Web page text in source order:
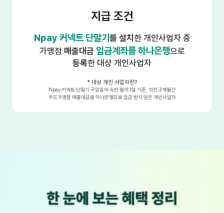
지급 조건
Npay 커넥트 단말기 를 설치 한 개인사업자 중
가맹점 매출대금 입금계좌를 하나은행으로
등록한 대상 개인사업자
* 대상 개인 사업자란?
Npay 커넥트 단말기 구입일이 속한 월의 1일 기준, 직전 3개월간
카드가맹점 매출대금을 하나은행으로 입금 받지 않은 개인사업자
한 눈에 보는 혜택 정리